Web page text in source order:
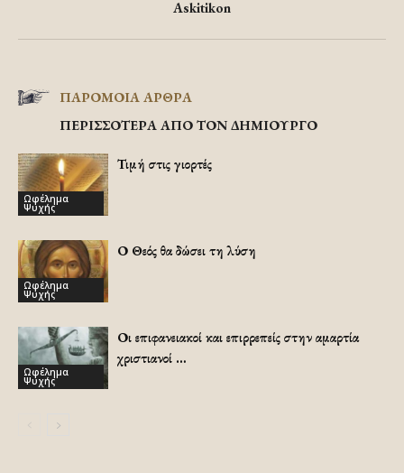
Askitikon
ΠΑΡΟΜΟΙΑ ΑΡΘΡΑ
ΠΕΡΙΣΣΟΤΕΡΑ ΑΠΟ ΤΟΝ ΔΗΜΙΟΥΡΓΟ
Ωφέλημα
Ψυχής
Τιμή στις γιορτές
Ωφέλημα
Ψυχής
Ο Θεός θα δώσει τη λύση
Ωφέλημα
Ψυχής
Οι επιφανειακοί και επιρρεπείς στην αμαρτία
χριστιανοί …